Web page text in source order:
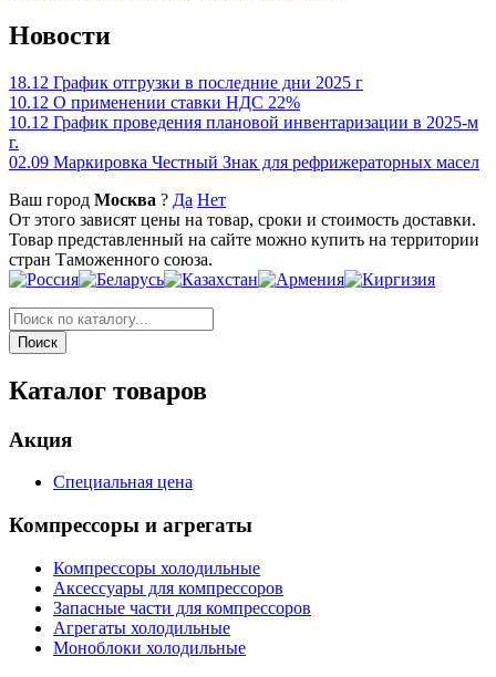
Новости
18.12 График отгрузки в последние дни 2025 г
10.12 О применении ставки НДС 22%
10.12 График проведения плановой инвентаризации в 2025-м
г.
02.09 Маркировка Честный Знак для рефрижераторных масел
Ваш город Москва ? Да Нет
От этого зависят цены на товар, сроки и стоимость доставки.
Товар представленный на сайте можно купить на территории
стран Таможенного союза.
Каталог товаров
Акция
Специальная цена
Компрессоры и агрегаты
Компрессоры холодильные
Аксессуары для компрессоров
Запасные части для компрессоров
Агрегаты холодильные
Моноблоки холодильные